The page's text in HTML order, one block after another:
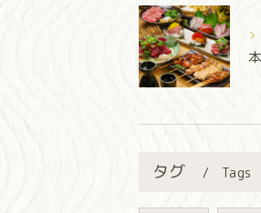
タグ Tags